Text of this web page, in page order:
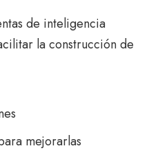
de inteligencia
la construcción de
mejorarlas